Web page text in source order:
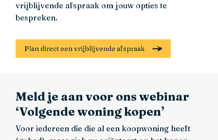
vrijblijvende afspraak om jouw opties te
bespreken.
Plan direct een vrijblijvende afspraak
Meld je aan voor ons webinar
‘Volgende woning kopen’
Voor iedereen die die al een koopwoning heeft